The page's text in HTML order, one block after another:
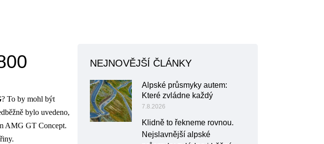
? To by mohl být
bylo uvedeno,
AMG GT Concept.
NEJNOVĚJŠÍ ČLÁNKY
Alpské průsmyky autem:
Které zvládne každý
7.8.2026
Klidně to řekneme rovnou.
Nejslavnější alpské